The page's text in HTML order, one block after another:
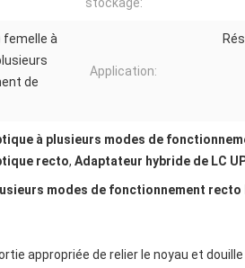
stockage:
femelle à
de
Application:
à plusieurs modes de
recto, Adaptateur hybride de LC
modes de fonctionnement recto
appropriée de relier le noyau et